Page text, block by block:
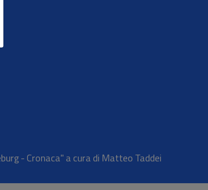
- Cronaca" a cura di Matteo Taddei